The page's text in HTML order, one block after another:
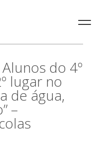
do 4º
lugar no
de água,
–